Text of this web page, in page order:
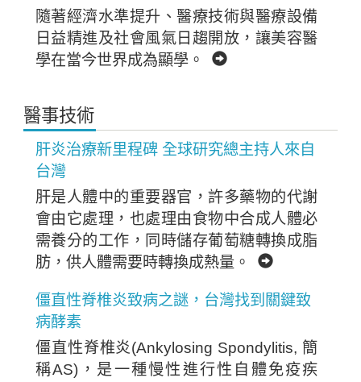
隨著經濟水準提升、醫療技術與醫療設備
日益精進及社會風氣日趨開放，讓美容醫
學在當今世界成為顯學。
醫事技術
肝炎治療新里程碑 全球研究總主持人來自
台灣
肝是人體中的重要器官，許多藥物的代謝
會由它處理，也處理由食物中合成人體必
需養分的工作，同時儲存葡萄糖轉換成脂
肪，供人體需要時轉換成熱量。
僵直性脊椎炎致病之謎，台灣找到關鍵致
病酵素
僵直性脊椎炎(Ankylosing Spondylitis, 簡
稱AS)，是一種慢性進行性自體免疫疾